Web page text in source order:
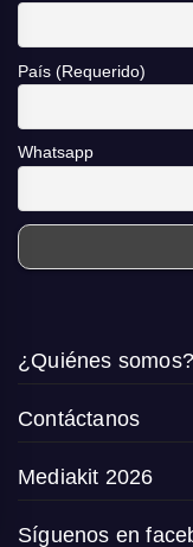
País (Requerido)
Whatsapp
¿Quiénes somos?
Contáctanos
Mediakit 2026
Síguenos en